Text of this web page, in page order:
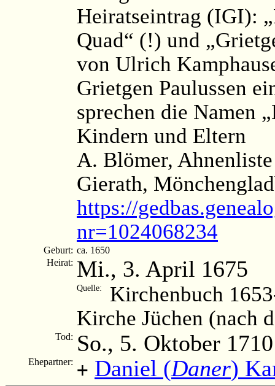
Heiratseintrag (IGI):
Quad“ (!) und
von Ulrich
Grietgen Paulussen
sprechen die Namen
Kindern und Eltern
A. Blömer,
Gierath,
https://
nr=1024068234
Geburt: ca. 1650
Heirat: Mi., 3. April 1675
Quelle:
Kirchenbuch
Kirche Jüchen (nach
Tod: So., 5. Oktober 1710
Ehepartner: + Daniel (Daner)